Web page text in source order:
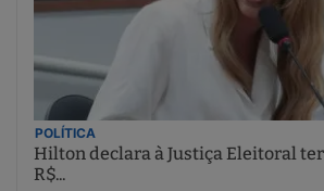
POLÍTICA
Hilton declara à Justiça Eleitoral
R$...